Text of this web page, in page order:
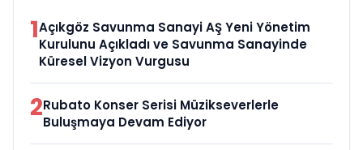
1Açıkgöz Savunma Sanayi AŞ Yeni Yönetim
Kurulunu Açıkladı ve Savunma Sanayinde
Küresel Vizyon Vurgusu
2Rubato Konser Serisi Müzikseverlerle
Buluşmaya Devam Ediyor